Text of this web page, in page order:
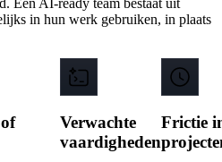
in hun werk gebruiken, in plaats
Verwachte
vaardigheden
Frictie